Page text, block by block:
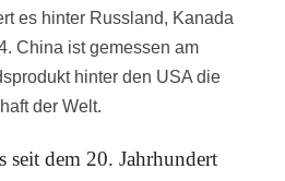
es hinter Russland, Kanada
China ist gemessen am
hinter den USA die
der Welt.
seit dem 20. Jahrhundert